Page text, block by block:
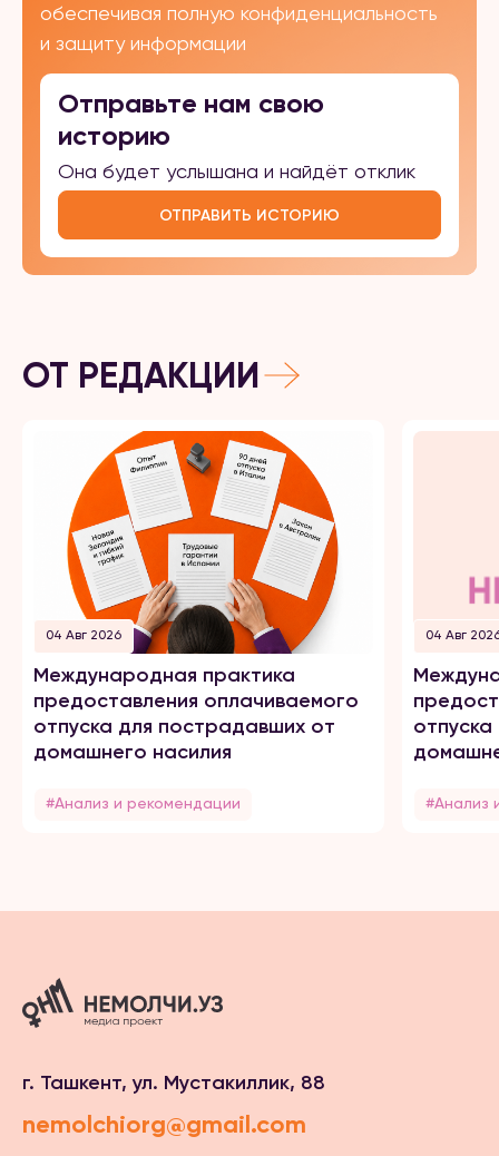
обеспечивая полную конфиденциальность
и защиту информации
Отправьте нам свою
историю
Она будет услышана и найдёт отклик
ОТПРАВИТЬ ИСТОРИЮ
ОТ РЕДАКЦИИ
04 Авг 2026
Международная практика
предоставления оплачиваемого
отпуска для пострадавших от
домашнего насилия
#Анализ и рекомендации
04 Авг
#Анализ
г. Ташкент, ул. Мустакиллик, 88
nemolchiorg@gmail.com